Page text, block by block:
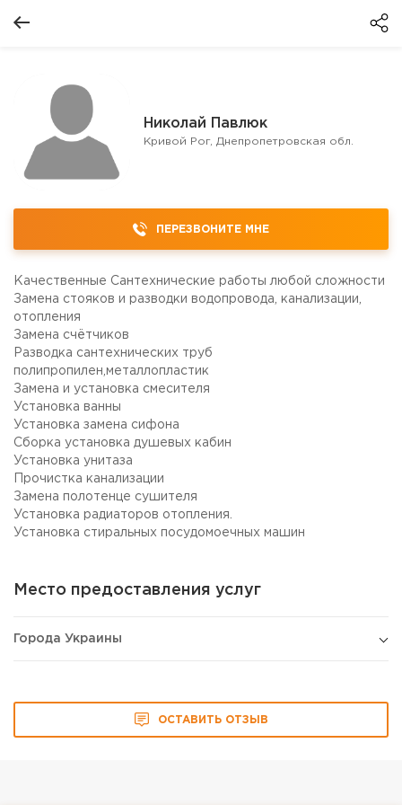
Николай Павлюк
Кривой Рог, Днепропетровская обл.
ПЕРЕЗВОНИТЕ МНЕ
Качественные Сантехнические работы любой сложности
Замена стояков и разводки водопровода, канализации,
отопления
Замена счётчиков
Разводка сантехнических труб
полипропилен,металлопластик
Замена и установка смесителя
Установка ванны
Установка замена сифона
Сборка установка душевых кабин
Установка унитаза
Прочистка канализации
Замена полотенце сушителя
Установка радиаторов отопления.
Установка стиральных посудомоечных машин
Место предоставления услуг
Города Украины
ОСТАВИТЬ ОТЗЫВ